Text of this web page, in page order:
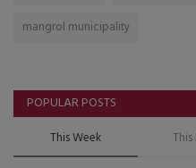
mangrol municipality
POPULAR POSTS
This Week